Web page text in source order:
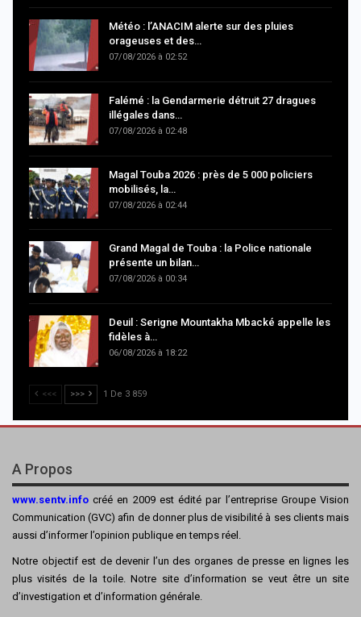
Météo : l’ANACIM alerte sur des pluies
orageuses et des…
07/08/2026 à 02:52
Falémé : la Gendarmerie détruit 27 dragues
illégales dans…
07/08/2026 à 02:48
Magal Touba 2026 : près de 5 000 policiers
mobilisés, la…
07/08/2026 à 02:44
Grand Magal de Touba : la Police nationale
présente un bilan…
07/08/2026 à 00:34
Deuil : Serigne Mountakha Mbacké appelle les
fidèles à…
06/08/2026 à 18:22
<<< >>> 1 De 3 859
A Propos
www.sentv.info créé en 2009 est édité par l’entreprise Groupe Vision
Communication (GVC) afin de donner plus de visibilité à ses clients mais
aussi d’informer l’opinion publique en temps réel.
Notre objectif est de devenir l’un des organes de presse en lignes les
plus visités de la toile. Notre site d’information se veut être un site
d’investigation et d’information générale.